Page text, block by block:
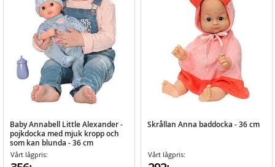
Baby Annabell Little Alexander -
pojkdocka med mjuk kropp och
som kan blunda - 36 cm
Vårt lågpris:
Skrållan Anna baddocka - 36 cm
Vårt lågpris: